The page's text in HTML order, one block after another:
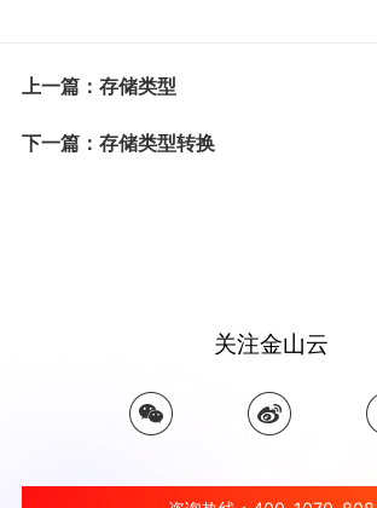
上一篇：存储类型
下一篇：存储类型转换
关注金山云